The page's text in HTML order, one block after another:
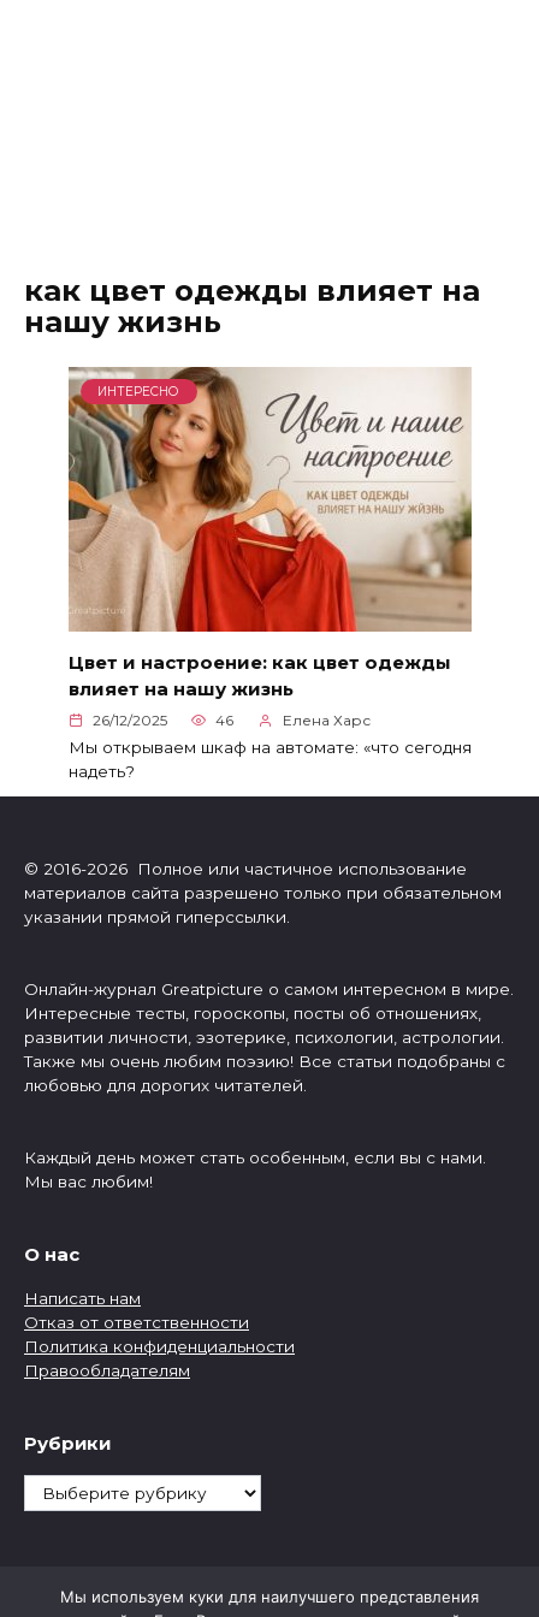
как цвет одежды влияет на
нашу жизнь
ИНТЕРЕСНО
Цвет и настроение: как цвет одежды
влияет на нашу жизнь
26/12/2025 46 Елена Харс
Мы открываем шкаф на автомате: «что сегодня
надеть?
© 2016-2026 Полное или частичное использование
материалов сайта разрешено только при обязательном
указании прямой гиперссылки.
Онлайн-журнал Greatpicture о самом интересном в мире.
Интересные тесты, гороскопы, посты об отношениях,
развитии личности, эзотерике, психологии, астрологии.
Также мы очень любим поэзию! Все статьи подобраны с
любовью для дорогих читателей.
Каждый день может стать особенным, если вы с нами.
Мы вас любим!
О нас
Написать нам
Отказ от ответственности
Политика конфиденциальности
Правообладателям
Рубрики
Рубрики
Мы используем куки для наилучшего представления